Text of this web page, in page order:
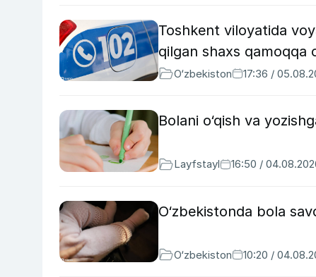
Toshkent viloyatida
qilgan shaxs qamoqqa
O‘zbekiston 17:36 /
Bolani o‘qish va
Layfstayl 16:50 /
O‘zbekistonda bola
O‘zbekiston 10:20 /